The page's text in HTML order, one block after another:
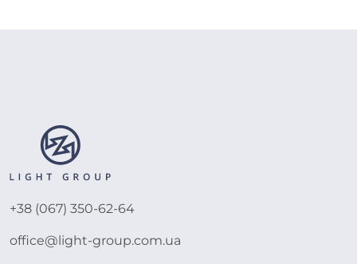
+38 (067) 350-62-64
office@light-group.com.ua